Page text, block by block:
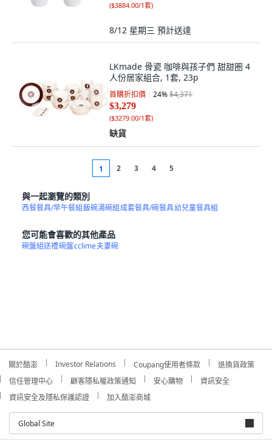
($3884.00/1套)
8/12 星期三 預計送達
LKmade 骨瓷 咖啡與孩子們 甜甜圈 4
人份居家組合, 1套, 23p
首購折扣價 24%$4,371
$3,279
($3279.00/1套)
缺貨
1 2 3 4 5
與一起瀏覽的類別
西餐餐具/早午餐組飯碗湯碗組成套餐具/碗餐具幼兒童餐具組
您可能會喜歡的其他產品
碗盤組送禮碗盤cclime夫妻碗
關於酷澎 Investor Relations Coupang使用者條款
退換貨政策
信任管理中心
顧客隱私權政策通知 安心購物
資訊安全
資訊安全及隱私保護認證
加入酷澎商城
Global Site